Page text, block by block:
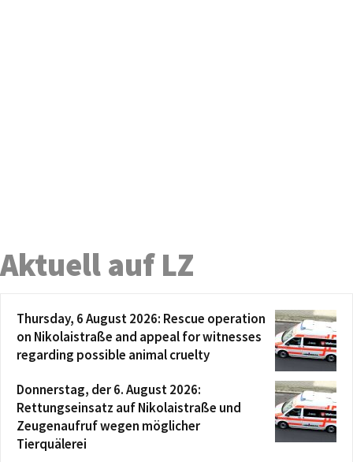
Aktuell auf LZ
Thursday, 6 August 2026: Rescue operation
on Nikolaistraße and appeal for witnesses
regarding possible animal cruelty
Donnerstag, der 6. August 2026:
Rettungseinsatz auf Nikolaistraße und
Zeugenaufruf wegen möglicher
Tierquälerei